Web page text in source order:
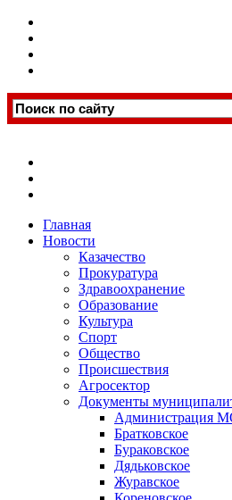
Главная
Новости
Казачество
Прокуратура
Здравоохранение
Образование
Культура
Спорт
Общество
Происшествия
Агросектор
Документы
Администрация
Братковское
Бураковское
Дядьковское
Журавское